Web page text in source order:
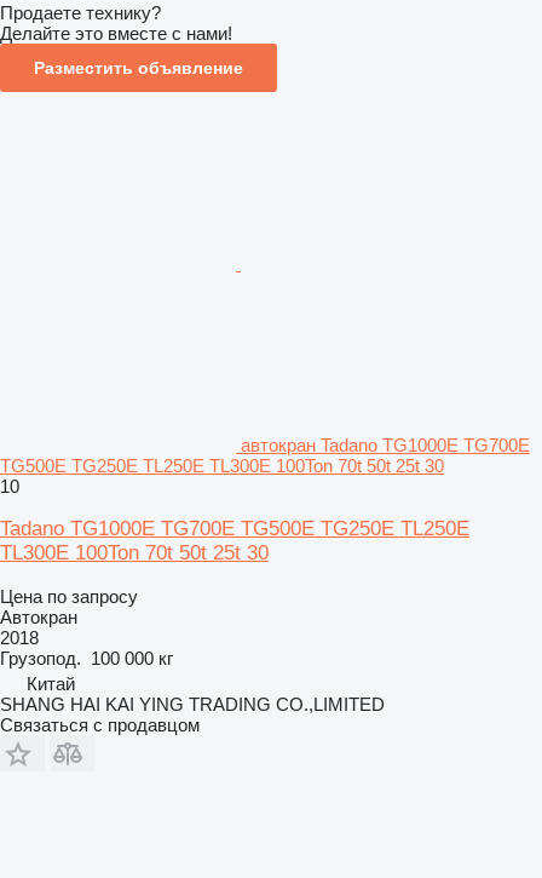
Продаете технику?
Делайте это вместе с нами!
Разместить объявление
автокран Tadano TG1000E TG700E
TG500E TG250E TL250E TL300E 100Ton 70t 50t 25t 30
10
Tadano TG1000E TG700E TG500E TG250E TL250E
TL300E 100Ton 70t 50t 25t 30
Цена по запросу
Автокран
2018
Грузопод. 100 000 кг
Китай
SHANG HAI KAI YING TRADING CO.,LIMITED
Связаться с продавцом